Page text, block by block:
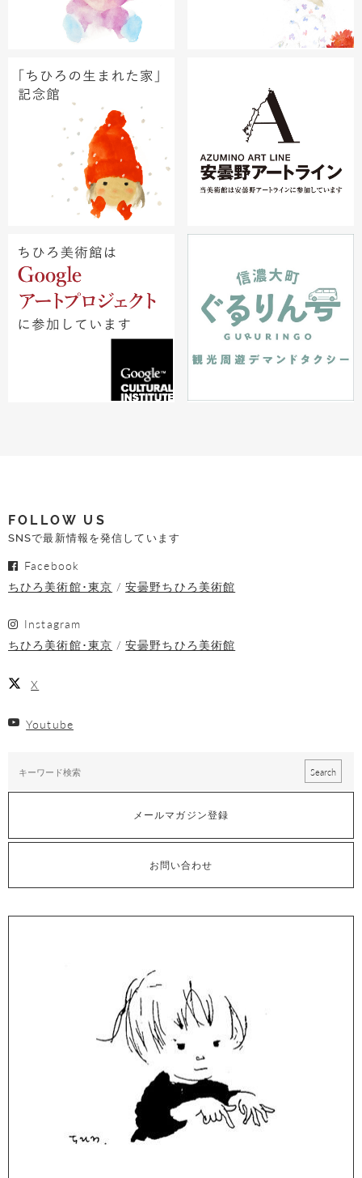
FOLLOW US
SNSで最新情報を発信しています
Facebook
ちひろ美術館･東京
安曇野ちひろ美術館
Instagram
ちひろ美術館･東京
安曇野ちひろ美術館
X
Youtube
メールマガジン登録
お問い合わせ